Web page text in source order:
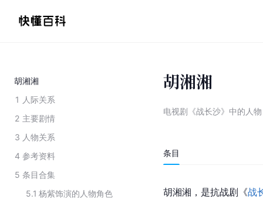
胡湘湘
1 人际关系
2 主要剧情
3 人物关系
4 参考资料
5 条目合集
5.1 杨紫饰演的人物角色
胡湘湘
电视剧《战长沙》中的人物
条目
胡湘湘，是抗战剧《战